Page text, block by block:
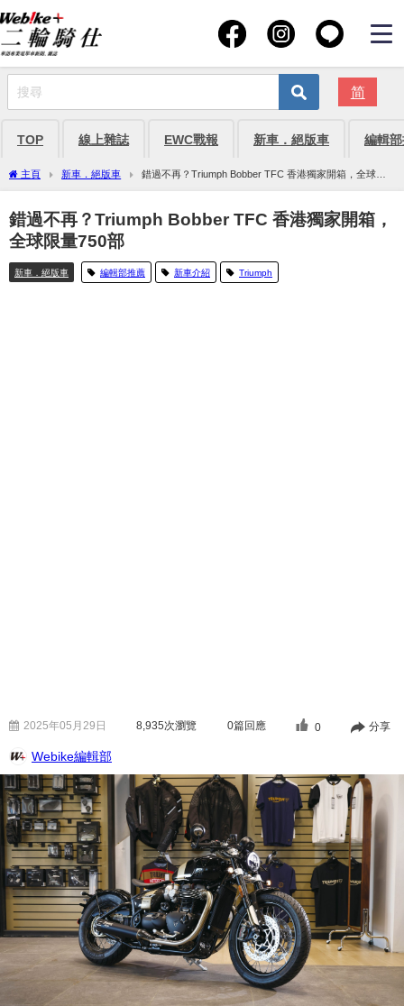
简
TOP 線上雜誌 EWC戰報 新車．絕版車 編輯
主頁 新車．絕版車
錯過不再？Triumph Bobber TFC 香港獨家開箱，全球限
量750部
錯過不再？Triumph Bobber TFC 香港獨家開箱，
全球限量750部
新車．絕版車 編輯部推薦 新車介紹 Triumph
2025年05月29日 8,935次瀏覽 0篇回應 0 分享
Webike編輯部